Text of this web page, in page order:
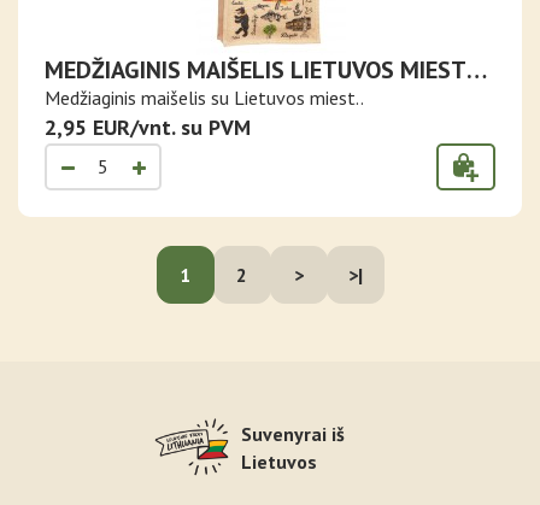
MEDŽIAGINIS MAIŠELIS LIETUVOS MIESTAI
IR SIMBOLIAI
Medžiaginis maišelis su Lietuvos miest..
2,95 EUR/vnt. su PVM
1 2 > >|
Suvenyrai iš
Lietuvos